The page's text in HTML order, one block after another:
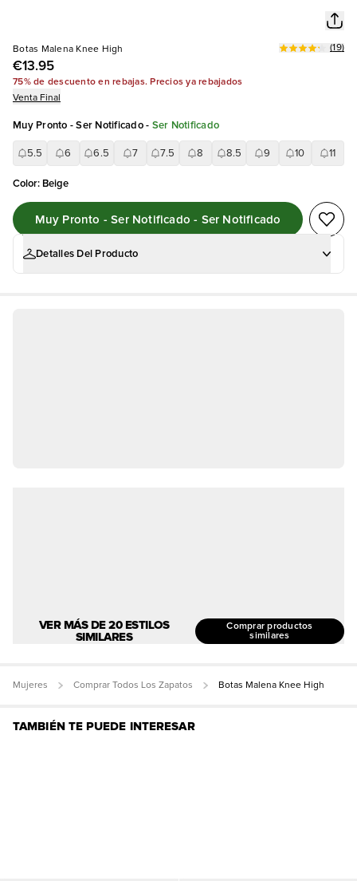
Botas Malena Knee High
€13.95
(19)
75% de descuento en rebajas. Precios ya rebajados
Venta Final
Muy Pronto - Ser Notificado- Ser Notificado
5.5 6 6.5 7 7.5 8 8.5 9 10 11
Color: Beige
Muy Pronto - Ser Notificado - Ser Notificado
Detalles Del Producto
VER MÁS DE 20 ESTILOS
SIMILARES
Comprar productos
similares
Mujeres Comprar Todos Los Zapatos Botas Malena Knee High
TAMBIÉN TE PUEDE INTERESAR